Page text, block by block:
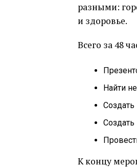
разными:
и здоровье.
Всего за 48
Найти
Создать
Создать
К концу